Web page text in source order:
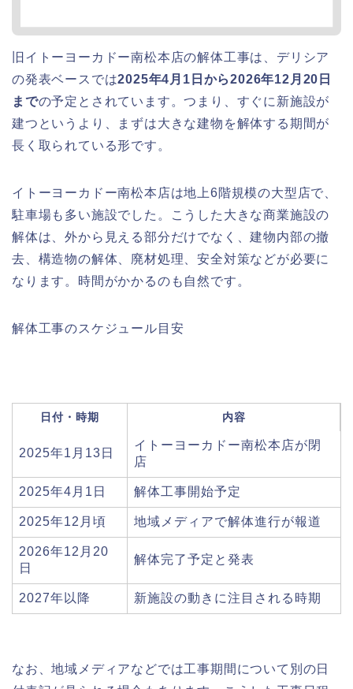
旧イトーヨーカドー南松本店の解体工事は、デリシア
の発表ベースでは2025年4月1日から2026年12月20日
までの予定とされています。つまり、すぐに新施設が
建つというより、まずは大きな建物を解体する期間が
長く取られている形です。
イトーヨーカドー南松本店は地上6階規模の大型店で、
駐車場も多い施設でした。こうした大きな商業施設の
解体は、外から見える部分だけでなく、建物内部の撤
去、構造物の解体、廃材処理、安全対策などが必要に
なります。時間がかかるのも自然です。
解体工事のスケジュール目安
日付・時期 内容
2025年1月13日
イトーヨーカドー南松本店が閉
店
2025年4月1日 解体工事開始予定
2025年12月頃 地域メディアで解体進行が報道
2026年12月20
日
解体完了予定と発表
2027年以降 新施設の動きに注目される時期
なお、地域メディアなどでは工事期間について別の日